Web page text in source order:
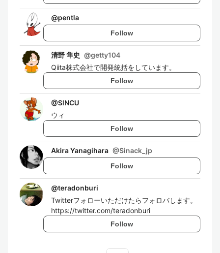
@pentla
Follow
清野 隼史 @getty104
Qiita株式会社で開発統括をしています。
Follow
@SlNCU
ウィ
Follow
Akira Yanagihara @Sinack_jp
Follow
@teradonburi
Twitterフォローいただけたらフォロバします。
https://twitter.com/teradonburi
Follow